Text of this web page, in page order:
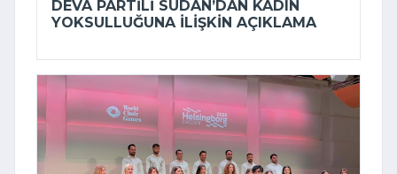
DEVA PARTILI SUDAN’DAN KADIN
YOKSULLUĞUNA ILIŞKIN AÇIKLAMA